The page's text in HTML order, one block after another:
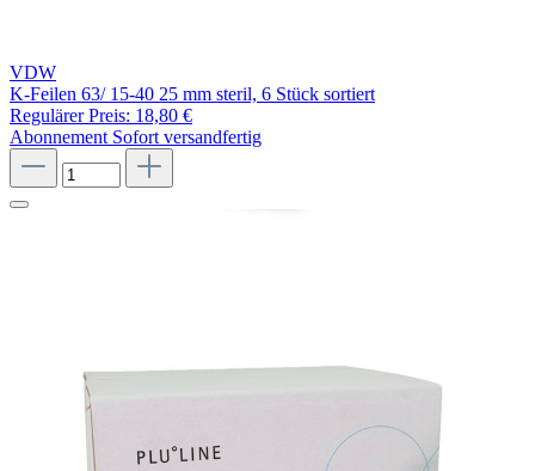
VDW
K-Feilen 63/ 15-40 25 mm steril, 6 Stück sortiert
Regulärer Preis: 18,80 €
Abonnement Sofort versandfertig